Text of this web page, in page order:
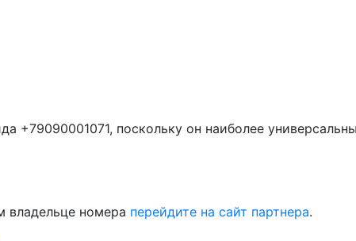
+79090001071, поскольку он наиболее
номера перейдите на сайт партнера.